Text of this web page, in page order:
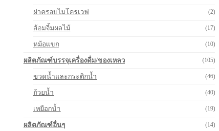
ฝาครอบไมโครเวฟ (2)
ส้อมจิ้มผลไม้ (17)
หม้อแขก (10)
ผลิตภัณฑ์บรรจุเครื่องดื่ม/ของเหลว (105)
ขวดน้ำและกระติกน้ำ (46)
ถ้วยน้ำ (40)
เหยือกน้ำ (19)
ผลิตภัณฑ์อื่นๆ (14)